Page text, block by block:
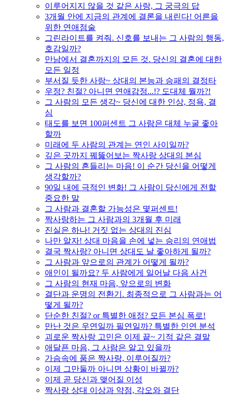
이루어지지 않을 것 같은 사랑, 그 궁극의 답
3개월 안에 지금의 관계에 결론을 내린다! 어른을
위한 연애점술
그린라이트를 켜줘. 신호를 보내는 그 사람의 행동,
호감일까?
만남에서 결혼까지의 모든 것. 당신의 결혼에 대한
모든 일정
부서질 듯한 사랑~ 상대의 본능과 승패의 결정타
우정? 친절? 아니면 연애감정...!? 도대체 뭘까?!
그 사람의 모든 생각~ 당신에 대한 인상, 정욕, 결
심
태도를 보면 100퍼센트 그 사람은 대체 누굴 좋아
할까
미래에 두 사람의 관계는 연인 사이일까?
깊은 곳까지 꿰뚫어보는 짝사랑 상대의 본심
그 사람의 흔들리는 마음! 이 순간 당신을 어떻게
생각할까?
90일 내에 극적인 변화! 그 사람이 당신에게 전할
중요한 말
그 사람과 결혼할 가능성은 몇퍼센트!
짝사랑하는 그 사람과의 3개월 후 미래
진실은 하나! 거짓 없는 상대의 진심
나만 알자! 상대 마음을 손에 넣는 승리의 연애법
결국 짝사랑? 아니면 상대도 날 좋아하게 될까?
그 사람과 앞으로의 관계가 어떻게 될까?
애인이 될까요? 두 사람에게 일어날 다음 사건
그 사람의 현재 마음, 앞으로의 변화
결단과 운명의 전환기. 최종적으로 그 사람과는 어
떻게 될까?
단순한 친절? or 특별한 애정? 모든 본심 폭로!
만난 것은 우연일까 필연일까? 특별한 인연 분석
괴로운 짝사랑 고민은 이제 끝~ 기적 같은 결말
애달픈 마음, 그 사람은 알고 있을까
가슴속에 품은 짝사랑, 이루어질까?
이제 그만둘까 아니면 상황이 바뀔까?
이제 곧 당신과 맺어질 이성
짝사랑 상대 이상과 약점, 각오와 결단